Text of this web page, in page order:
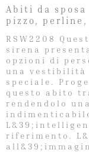
Abiti da
pizzo,
RSW2208
sirena
opzioni di
una vestibilità
speciale.
questo abito
rendendolo
riferimento.